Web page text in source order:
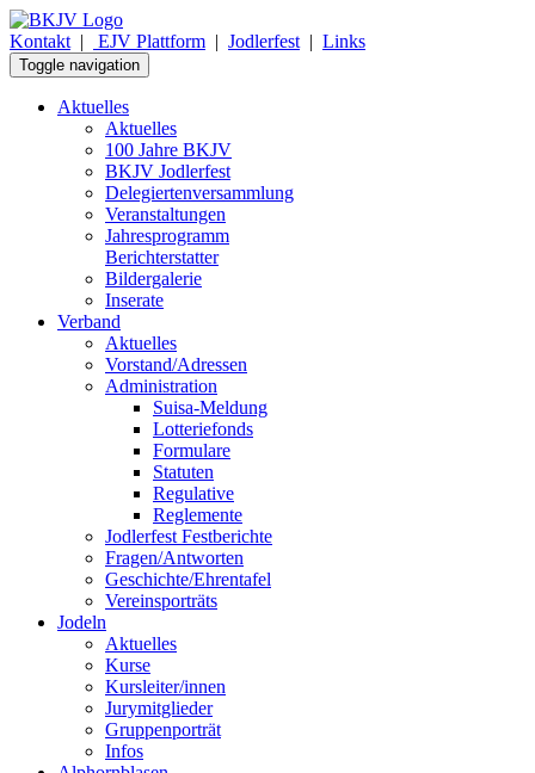
Kontakt | EJV Plattform | Jodlerfest | Links
Toggle navigation
Aktuelles
Aktuelles
100 Jahre BKJV
BKJV Jodlerfest
Delegiertenversammlung
Veranstaltungen
Jahresprogramm
Berichterstatter
Bildergalerie
Inserate
Verband
Aktuelles
Vorstand/Adressen
Administration
Suisa-Meldung
Lotteriefonds
Formulare
Statuten
Regulative
Reglemente
Jodlerfest Festberichte
Fragen/Antworten
Geschichte/Ehrentafel
Vereinsporträts
Jodeln
Aktuelles
Kurse
Kursleiter/innen
Jurymitglieder
Gruppenporträt
Infos